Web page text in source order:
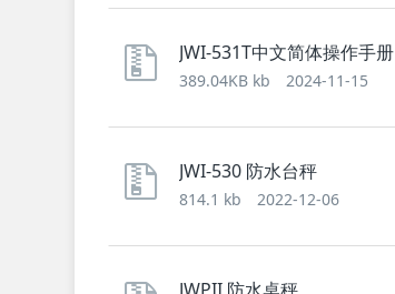
JWI-531T中文简体操作手册
389.04KB kb 2024-11-15
JWI-530 防水台秤
814.1 kb 2022-12-06